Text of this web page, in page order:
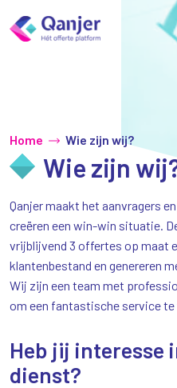
Home Wie zijn wij?
Wie zijn
Qanjer maakt het aanvragers
creëren een win-win situatie.
vrijblijvend 3 offertes op maat
klantenbestand en genereren
Wij zijn een team met
om een fantastische service te
Heb jij interesse
dienst?